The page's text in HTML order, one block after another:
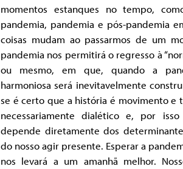
momentos estanques no tempo,
pandemia, pandemia e pós-pandemia
coisas mudam ao passarmos de um
pandemia nos permitirá o regresso à
ou mesmo, em que, quando a
harmoniosa será inevitavelmente
se é certo que a história é movimento e
necessariamente dialético e, por isso
depende diretamente dos
do nosso agir presente. Esperar a
nos levará a um amanhã melhor.